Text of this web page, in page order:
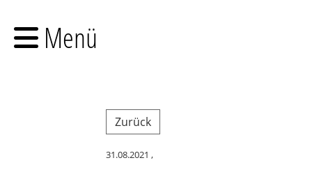
Menü
Zurück
31.08.2021 ,